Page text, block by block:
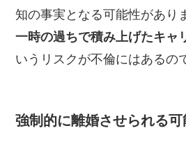
知の事実となる可能性があり
一時の過ちで積み上げたキャ
いうリスクが不倫にはあるの
強制的に離婚させられる可